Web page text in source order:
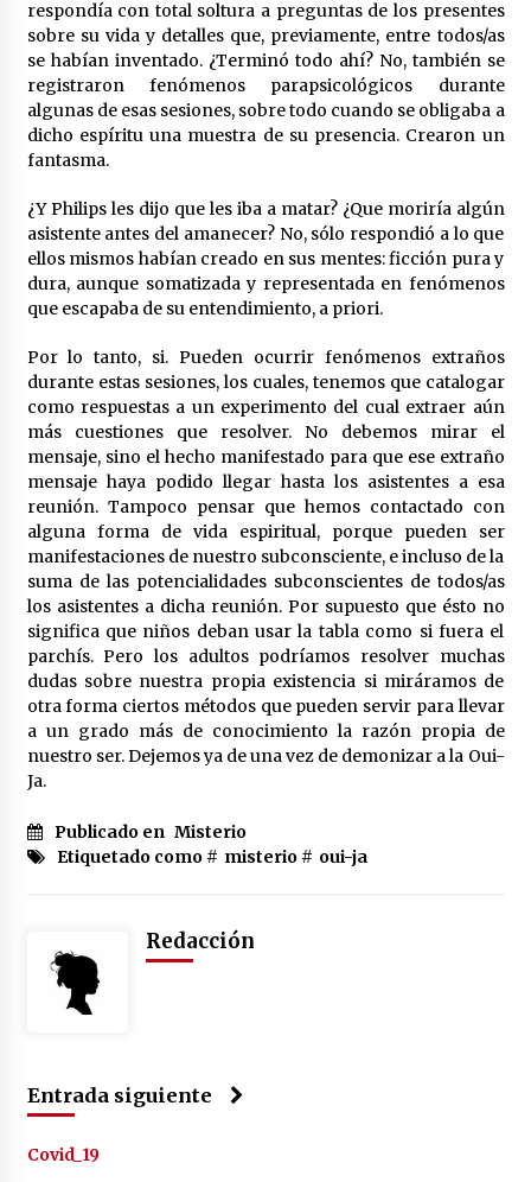
respondía con total soltura a preguntas de los presentes
sobre su vida y detalles que, previamente, entre todos/as
se habían inventado. ¿Terminó todo ahí? No, también se
registraron fenómenos parapsicológicos durante
algunas de esas sesiones, sobre todo cuando se obligaba a
dicho espíritu una muestra de su presencia. Crearon un
fantasma.
¿Y Philips les dijo que les iba a matar? ¿Que moriría algún
asistente antes del amanecer? No, sólo respondió a lo que
ellos mismos habían creado en sus mentes: ficción pura y
dura, aunque somatizada y representada en fenómenos
que escapaba de su entendimiento, a priori.
Por lo tanto, si. Pueden ocurrir fenómenos extraños
durante estas sesiones, los cuales, tenemos que catalogar
como respuestas a un experimento del cual extraer aún
más cuestiones que resolver. No debemos mirar el
mensaje, sino el hecho manifestado para que ese extraño
mensaje haya podido llegar hasta los asistentes a esa
reunión. Tampoco pensar que hemos contactado con
alguna forma de vida espiritual, porque pueden ser
manifestaciones de nuestro subconsciente, e incluso de la
suma de las potencialidades subconscientes de todos/as
los asistentes a dicha reunión. Por supuesto que ésto no
significa que niños deban usar la tabla como si fuera el
parchís. Pero los adultos podríamos resolver muchas
dudas sobre nuestra propia existencia si miráramos de
otra forma ciertos métodos que pueden servir para llevar
a un grado más de conocimiento la razón propia de
nuestro ser. Dejemos ya de una vez de demonizar a la Oui-
Ja.
Publicado en Misterio
Etiquetado como # misterio# oui-ja
Redacción
Entrada siguiente
Covid_19